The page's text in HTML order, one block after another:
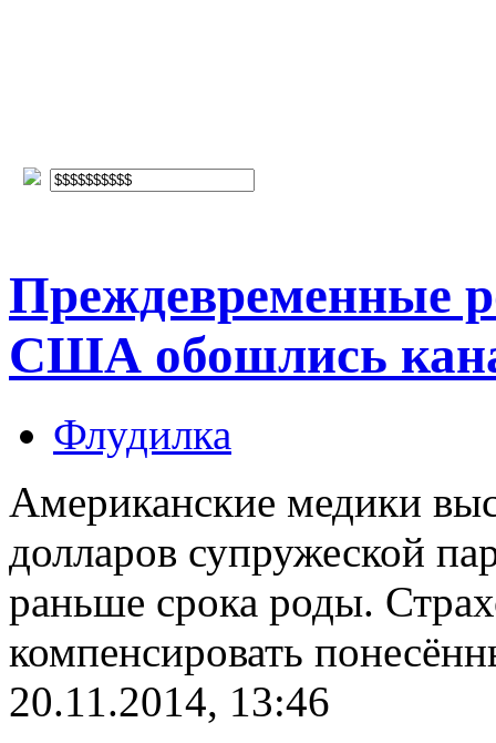
Преждевременные
США обошлись
Флудилка
Американские медики
долларов супружеской
раньше срока роды.
компенсировать
20.11.2014, 13:46